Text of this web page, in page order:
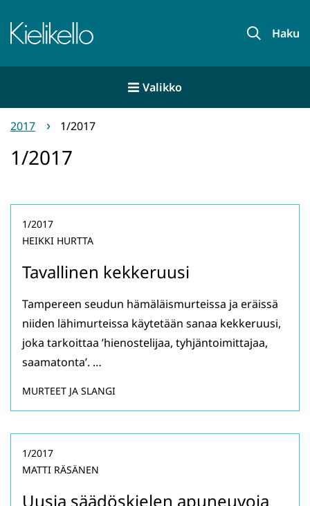
sisältöön
Etusivu Haku
Valikko
2017 1/2017
1/2017
Tavallinen kekkeruusi
1/2017
HEIKKI HURTTA
Tampereen seudun hämäläismurteissa ja eräissä
niiden lähimurteissa käytetään sanaa kekkeruusi,
joka tarkoittaa ’hienostelijaa, tyhjäntoimittajaa,
saamatonta’. …
MURTEET JA SLANGI
Uusia säädöskielen apuneuvoja
1/2017
MATTI RÄSÄNEN